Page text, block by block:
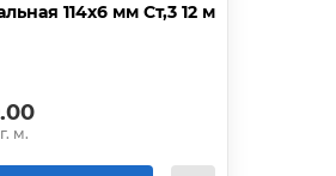
114х6 мм Ст,3 12 м
м.